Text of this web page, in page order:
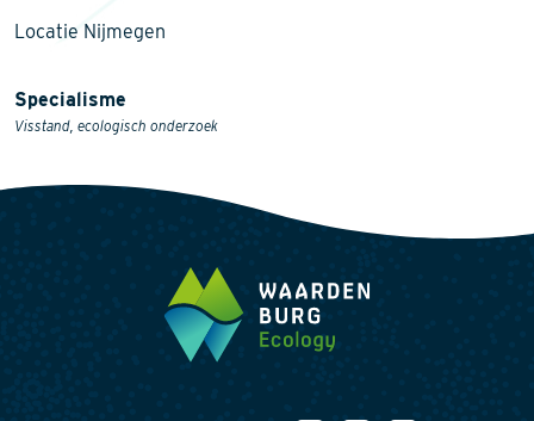
Locatie Nijmegen
Specialisme
Visstand, ecologisch onderzoek